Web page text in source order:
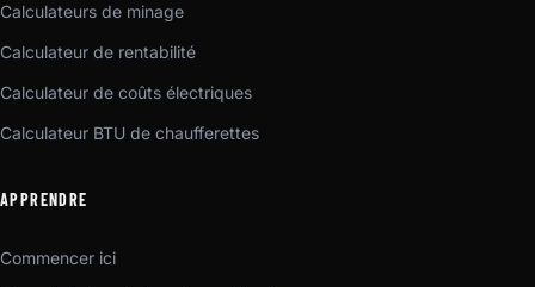
Calculateurs de minage
Calculateur de rentabilité
Calculateur de coûts électriques
Calculateur BTU de chaufferettes
APPRENDRE
Commencer ici